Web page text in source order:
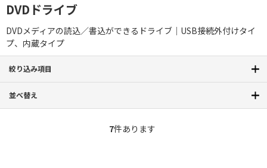
DVDドライブ
DVDメディアの読込／書込ができるドライブ｜USB接続外付けタイ
プ、内蔵タイプ
絞り込み項目
並べ替え
7件あります